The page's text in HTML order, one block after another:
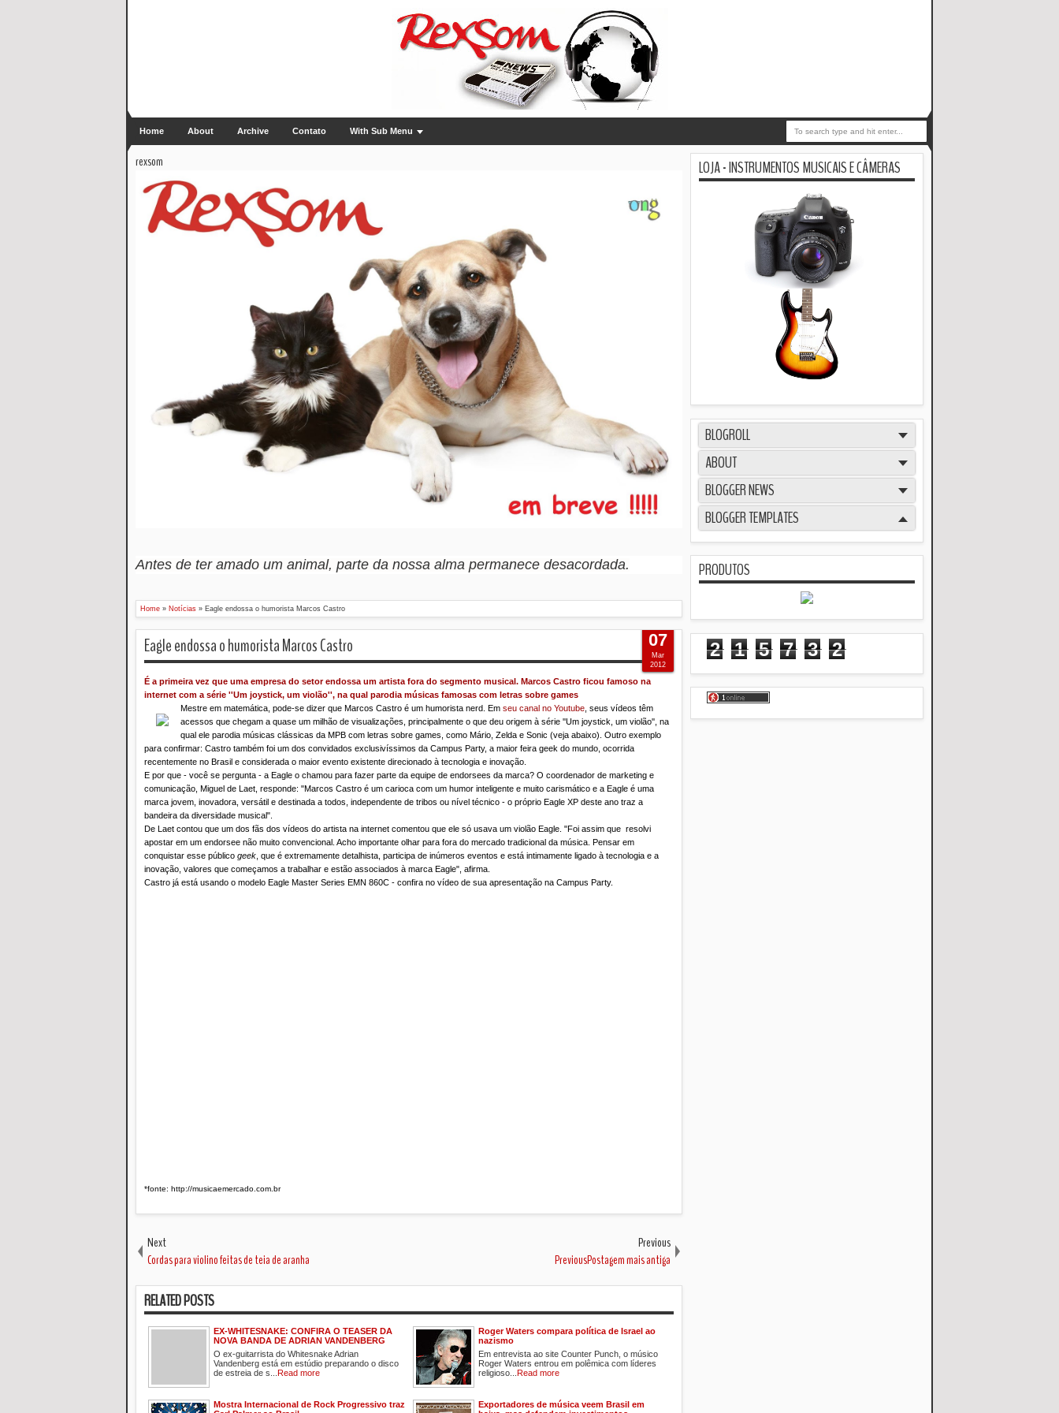
Home About Archive Contato With Sub Menu
rexsom
Antes de ter amado um animal, parte da nossa alma permanece desacordada.
Home » Notícias » Eagle endossa o humorista Marcos Castro
Eagle endossa o humorista Marcos Castro
É a primeira vez que uma empresa do setor endossa um artista fora do segmento musical. Marcos Castro ficou famoso na
internet com a série ''Um joystick, um violão'', na qual parodia músicas famosas com letras sobre games
Mestre em matemática, pode-se dizer que Marcos Castro é um humorista nerd. Em seu canal no Youtube , seus vídeos têm
acessos que chegam a quase um milhão de visualizações, principalmente o que deu origem à série ''Um joystick, um violão'', na
qual ele parodia músicas clássicas da MPB com letras sobre games, como Mário, Zelda e Sonic (veja abaixo). Outro exemplo
para confirmar: Castro também foi um dos convidados exclusivíssimos da Campus Party, a maior feira geek do mundo, ocorrida
recentemente no Brasil e considerada o maior evento existente direcionado à tecnologia e inovação.
E por que - você se pergunta - a Eagle o chamou para fazer parte da equipe de endorsees da marca? O coordenador de marketing e
comunicação, Miguel de Laet, responde: "Marcos Castro é um carioca com um humor inteligente e muito carismático e a Eagle é uma
marca jovem, inovadora, versátil e destinada a todos, independente de tribos ou nível técnico - o próprio Eagle XP deste ano traz a
bandeira da diversidade musical".
De Laet contou que um dos fãs dos vídeos do artista na internet comentou que ele só usava um violão Eagle. "Foi assim que resolvi
apostar em um endorsee não muito convencional. Acho importante olhar para fora do mercado tradicional da música. Pensar em
conquistar esse público geek , que é extremamente detalhista, participa de inúmeros eventos e está intimamente ligado à tecnologia e a
inovação, valores que começamos a trabalhar e estão associados à marca Eagle", afirma.
Castro já está usando o modelo Eagle Master Series EMN 860C - confira no vídeo de sua apresentação na Campus Party.
*fonte: http://musicaemercado.com.br
07
Mar
2012
Next
Cordas para violino feitas de teia de aranha
Previous
PreviousPostagem mais antiga
RELATED POSTS
EX-WHITESNAKE: CONFIRA O TEASER DA
NOVA BANDA DE ADRIAN VANDENBERG
O ex-guitarrista do Whitesnake Adrian
Vandenberg está em estúdio preparando o disco
de estreia de s... Read more
Roger Waters compara política de Israel ao
nazismo
Em entrevista ao site Counter Punch, o músico
Roger Waters entrou em polêmica com líderes
religioso... Read more
Mostra Internacional de Rock Progressivo traz
Exportadores de música veem Brasil em
LOJA - INSTRUMENTOS MUSICAIS E CÂMERAS
BLOGROLL
ABOUT
BLOGGER NEWS
BLOGGER TEMPLATES
PRODUTOS
2 1 5 7 3 2